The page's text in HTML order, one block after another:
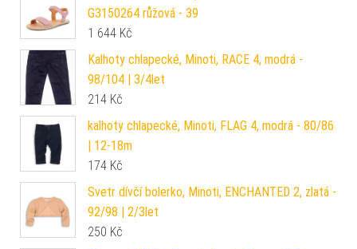
G3150264 růžová - 39
1 644 Kč
Kalhoty chlapecké, Minoti, RACE 4, modrá -
98/104 | 3/4let
214 Kč
kalhoty chlapecké, Minoti, FLAG 4, modrá - 80/86
| 12-18m
174 Kč
Svetr dívčí bolerko, Minoti, ENCHANTED 2, zlatá -
92/98 | 2/3let
250 Kč